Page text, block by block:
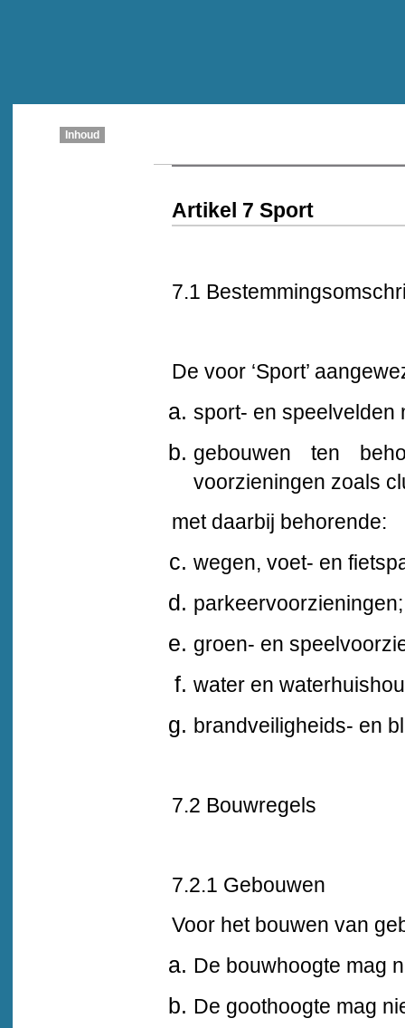
Inhoud
Artikel 7 Sport
7.1
De voor ‘Sport’
sport- en speelvelden
gebouwen ten
voorzieningen zoals
met daarbij behorende:
wegen, voet- en
parkeervoorzieningen;
groen- en
water en
brandveiligheids- en
7.2 Bouwregels
7.2.1 Gebouwen
Voor het bouwen van
De bouwhoogte mag
De goothoogte mag